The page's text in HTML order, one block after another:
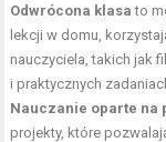
Odwrócona klasa to
lekcji w domu,
nauczyciela, takich jak
i praktycznych
Nauczanie oparte na
projekty, które